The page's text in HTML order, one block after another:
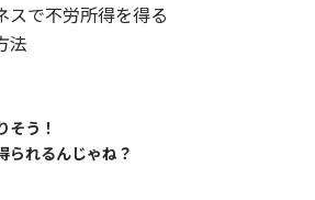
スで不労所得を得る
法
そう！
られるんじゃね？